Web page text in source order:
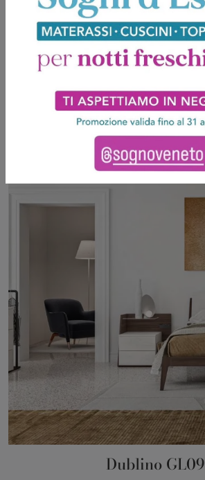
Toledo GL08
Dublino GL09